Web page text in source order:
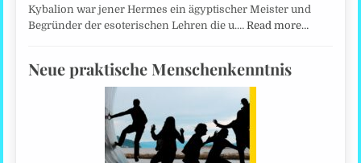
Kybalion war jener Hermes ein ägyptischer Meister und
Begründer der esoterischen Lehren die u.…Read more…
Neue praktische Menschenkenntnis